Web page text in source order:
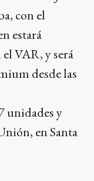
con el
estará
VAR, y será
desde las
unidades y
en Santa